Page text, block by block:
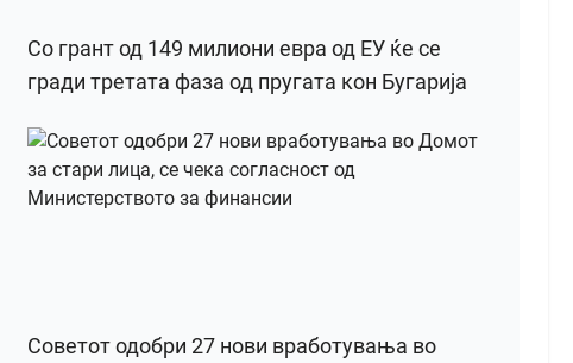
Со грант од 149 милиони евра од ЕУ ќе се
гради третата фаза од пругата кон Бугарија
Советот одобри 27 нови вработувања во